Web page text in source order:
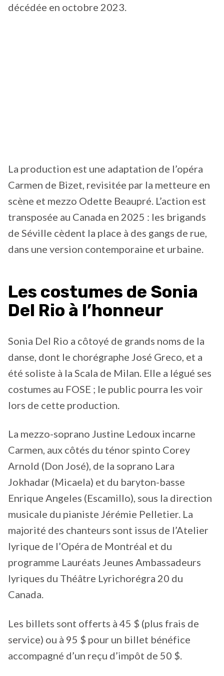
décédée en octobre 2023.
La production est une adaptation de l’opéra
Carmen de Bizet, revisitée par la metteure en
scène et mezzo Odette Beaupré. L’action est
transposée au Canada en 2025 : les brigands
de Séville cèdent la place à des gangs de rue,
dans une version contemporaine et urbaine.
Les costumes de Sonia
Del Rio à l’honneur
Sonia Del Rio a côtoyé de grands noms de la
danse, dont le chorégraphe José Greco, et a
été soliste à la Scala de Milan. Elle a légué ses
costumes au FOSE ; le public pourra les voir
lors de cette production.
La mezzo-soprano Justine Ledoux incarne
Carmen, aux côtés du ténor spinto Corey
Arnold (Don José), de la soprano Lara
Jokhadar (Micaela) et du baryton-basse
Enrique Angeles (Escamillo), sous la direction
musicale du pianiste Jérémie Pelletier. La
majorité des chanteurs sont issus de l’Atelier
lyrique de l’Opéra de Montréal et du
programme Lauréats Jeunes Ambassadeurs
lyriques du Théâtre Lyrichorégra 20 du
Canada.
Les billets sont offerts à 45 $ (plus frais de
service) ou à 95 $ pour un billet bénéfice
accompagné d’un reçu d’impôt de 50 $.